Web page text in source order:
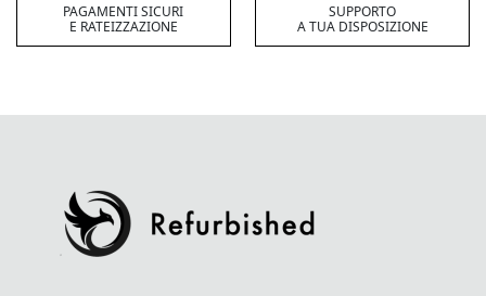
PAGAMENTI SICURI
E RATEIZZAZIONE
SUPPORTO
A TUA DISPOSIZIONE